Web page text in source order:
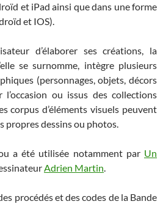
et iPad ainsi que dans une forme
et IOS).
d’élaborer ses créations, la
se surnomme, intègre plusieurs
(personnages, objets, décors
ou issus des collections
corpus d’éléments visuels peuvent
propres dessins ou photos.
a été utilisée notamment par Un
Adrien Martin.
procédés et des codes de la Bande